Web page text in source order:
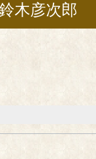
木彦次郎